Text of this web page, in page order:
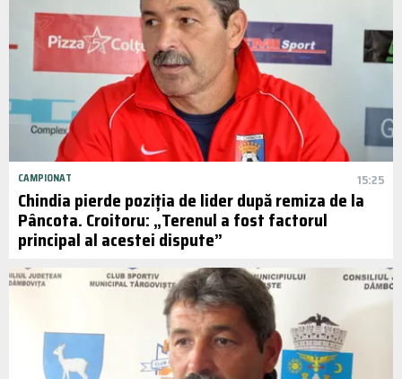
CAMPIONAT 15:25
Chindia pierde poziția de lider după remiza de la
Pâncota. Croitoru: „Terenul a fost factorul
principal al acestei dispute”